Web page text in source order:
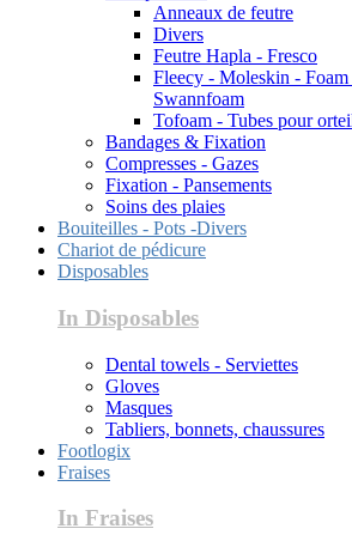
Anneaux de feutre
Divers
Feutre Hapla - Fresco
Fleecy - Moleskin - Foam
Swannfoam
Tofoam - Tubes pour
Bandages & Fixation
Compresses - Gazes
Fixation - Pansements
Soins des plaies
Bouiteilles - Pots -Divers
Chariot de pédicure
Disposables
In Disposables
Dental towels - Serviettes
Gloves
Masques
Tabliers, bonnets, chaussures
Footlogix
Fraises
In Fraises